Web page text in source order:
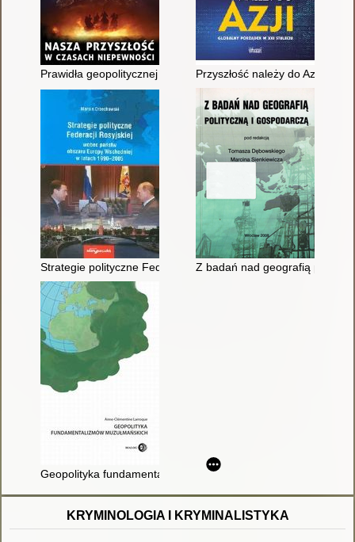
Prawidła geopolitycznej gry o przetrwanie : nasza przyszłość
Przyszłość należy do Azji :
Strategie polityczne Federacji Rosyjskiej wobec państw
Z badań nad geografią
Geopolityka fundamentalizmów muzułmańskich
KRYMINOLOGIA I KRYMINALISTYKA